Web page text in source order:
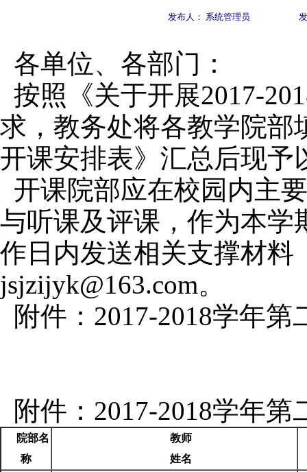
发布人： 系统管理员
各单位、各部门：
按照《关于开展2017-
求，教务处将各教学院部
开课安排表》汇总后现予
开课院部应在校园内主
与听课及评课，作为本学
作日内发送相关支撑材料
jsjzijyk@163.com。
附件：2017-2018学年
附件：2017-2018学年
院部名
称
教师
姓名